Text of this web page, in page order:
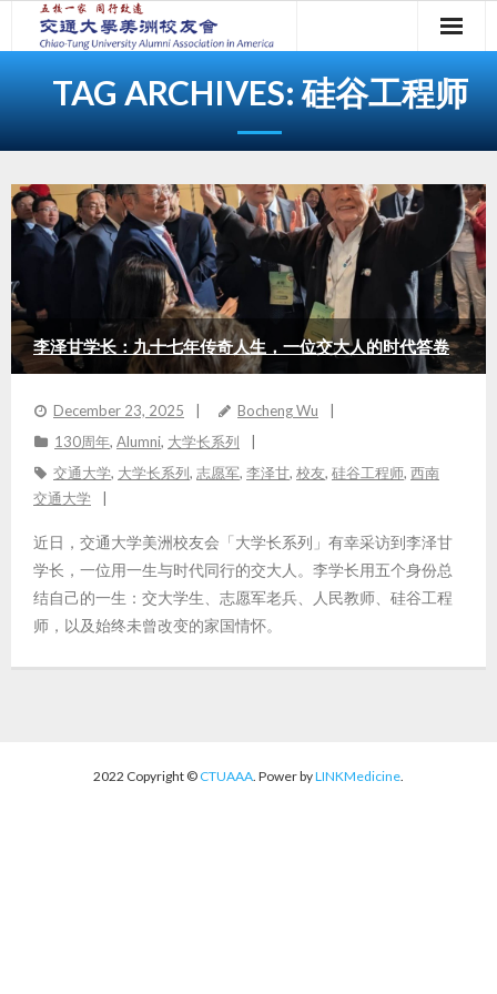
TAG ARCHIVES:硅谷工程师
李泽甘学长：九十七年传奇人生，一位交大人的时代答卷
December 23, 2025
Bocheng Wu
130周年, Alumni, 大学长系列
交通大学, 大学长系列, 志愿军, 李泽甘, 校友, 硅谷工程师, 西南
交通大学
近日，交通大学美洲校友会「大学长系列」有幸采访到李泽甘
学长，一位用一生与时代同行的交大人。李学长用五个身份总
结自己的一生：交大学生、志愿军老兵、人民教师、硅谷工程
师，以及始终未曾改变的家国情怀。
2022 Copyright © CTUAAA. Power byLINKMedicine.